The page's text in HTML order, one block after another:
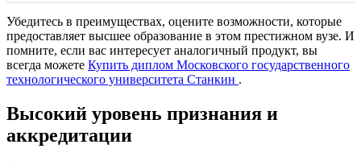
Убедитесь в преимуществах, оцените возможности, которые
предоставляет высшее образование в этом престижном вузе. И
помните, если вас интересует аналогичный продукт, вы
всегда можете Купить диплом Московского государственного
технологического университета Станкин .
Высокий уровень признания и
аккредитации